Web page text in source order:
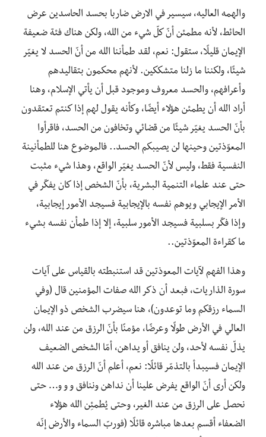
والهمه العاليه، سيسير في الارض ضاربا بحسد الحاسدين عرض
الحائط، لأنه مطمئن أنّ كلّ شيء من الله، ولكن هناك فئة ضعيفة
الإيمان قليلًا، ستقول: نعم، لقد طمأننا الله من أنّ الحسد لا يغيّر
شيئًا، ولكننا ما زلنا متشككين. لأنهم محكمون بتقاليدهم
وأعرافهم، والحسد معروف وموجود قبل أن يأتي الإسلام، وهنا
أراد الله أن يطمئن هؤلاء أيضًا، وكأنه يقول لهم إذا كنتم تعتقدون
بأنّ الحسد يغيّر شيئًا من قضائي وتخافون من الحسد، فاقرأوا
المعوّذتين وحينها لن يصيبكم الحسد.. فالموضوع هنا للطمأنينة
النفسية فقط، وليس لأنّ الحسد يغيّر الواقع، وهذا شيء مثبت
حتى عند علماء التنمية البشرية، بأنّ الشخص إذا كان يفكّر في
الأمر الإيجابي ويوهم نفسه بالإيجابية فسيجد الأمور إيجابية،
وإذا فكّر بسلبية فسيجد الأمور سلبية، إلا إذا طمأن نفسه بشيء
ما كقراءة المعوّذتين..
وهذا الفهم لآيات المعوذتين قد استنبطته بالقياس على آيات
سورة الذاريات، فبعد أن ذكر الله صفات المؤمنين قال (وفي
السماء رزقكم وما توعدون)، هنا سيضرب الشخص ذو الإيمان
العالي في الأرض طولًا وعرضًا، مؤمنًا بأنّ الرزق من عند الله، ولن
يذلّ نفسه لأحد، ولن ينافق أو يداهن، أمّا الشخص الضعيف
الإيمان فسيبدأ بالتذمّر قائلًا: نعم، أعلم أنّ الرزق من عند الله
ولكن أرى أنّ الواقع يفرض علينا أن نداهن وننافق و و و… حتى
نحصل على الرزق من عند الغير، وحتى يُطمئِن الله هؤلاء
الضعفاء أقسم بعدها مباشره قائلًا (فوربّ السماء والأرض إنّه